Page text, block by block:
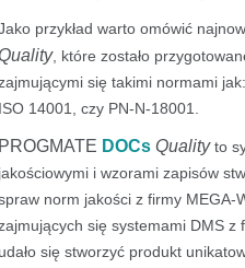
przykład warto omówić
, które zostało
się takimi normami
ISO 14001, czy PN-N-18001.
PROGMATE DOCs Qualityto
jakościowymi i wzorami zapisów
norm jakości z firmy MEGA-
się systemami DMS z
udało się stworzyć produkt